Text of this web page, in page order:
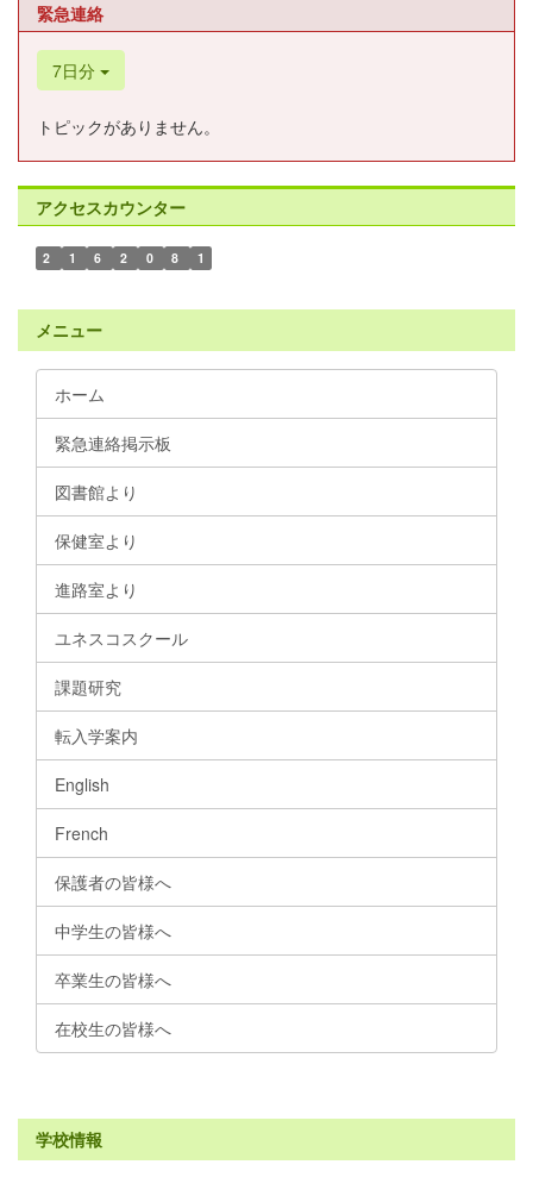
緊急連絡
7日分
トピックがありません。
アクセスカウンター
2 1 6 2 0 8 1
メニュー
ホーム
緊急連絡掲示板
図書館より
保健室より
進路室より
ユネスコスクール
課題研究
転入学案内
English
French
保護者の皆様へ
中学生の皆様へ
卒業生の皆様へ
在校生の皆様へ
学校情報